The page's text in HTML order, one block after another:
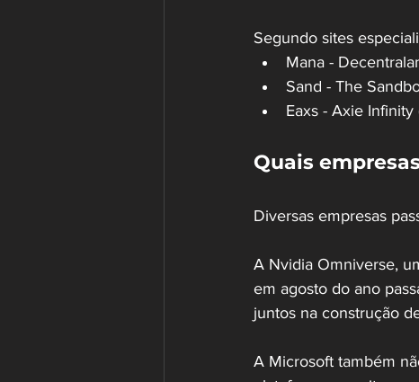
Segundo sites
Mana -
Sand - The
Eaxs - Axie
Quais
Diversas empresas
A Nvidia Omniverse,
em agosto do ano
juntos na construção
A Microsoft também